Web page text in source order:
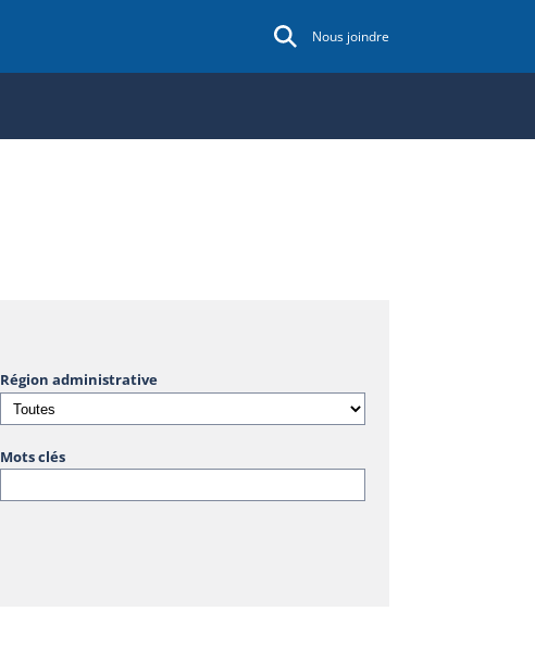
Nous joindre
Région administrative
Mots clés